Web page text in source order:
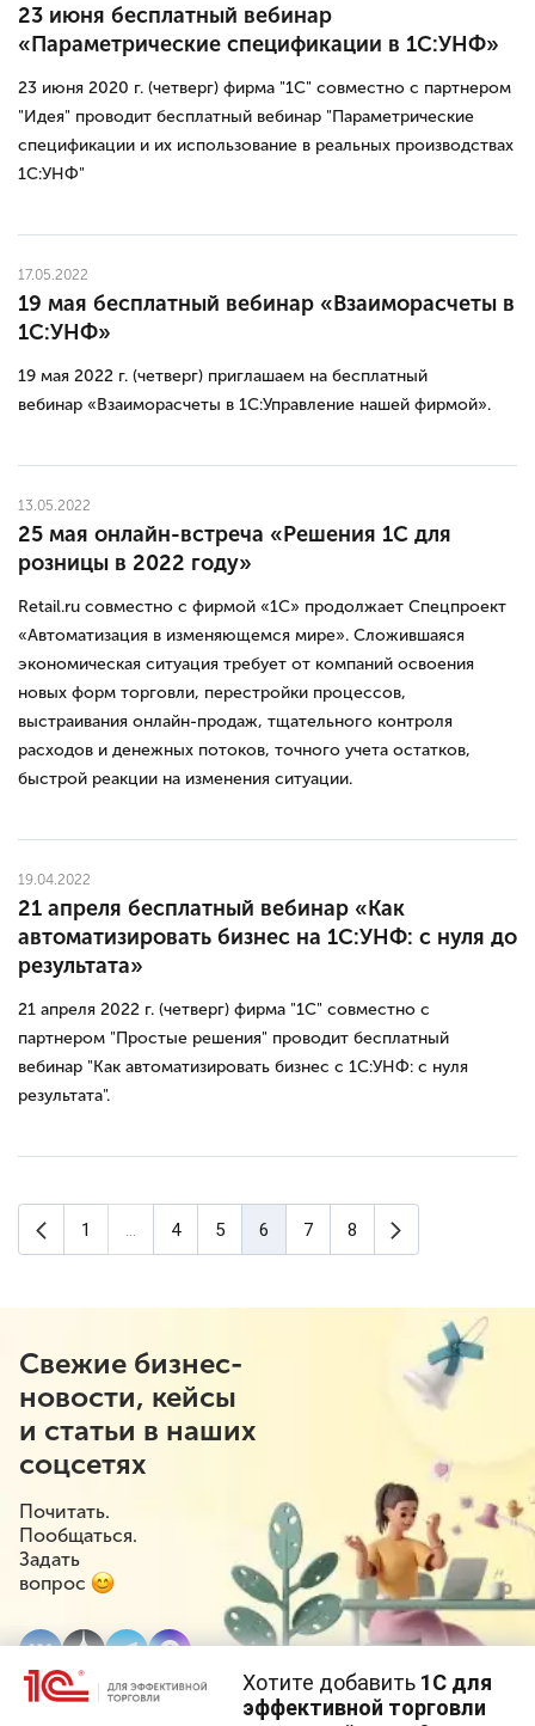
23 июня бесплатный вебинар
«Параметрические спецификации в 1С:УНФ»
23 июня 2020 г. (четверг) фирма "1С" совместно с партнером
"Идея" проводит бесплатный вебинар "Параметрические
спецификации и их использование в реальных производствах
1С:УНФ"
17.05.2022
19 мая бесплатный вебинар «Взаиморасчеты в
1С:УНФ»
19 мая 2022 г. (четверг) приглашаем на бесплатный
вебинар «Взаиморасчеты в 1С:Управление нашей фирмой».
13.05.2022
25 мая онлайн-встреча «Решения 1С для
розницы в 2022 году»
Retail.ru совместно с фирмой «1С» продолжает Спецпроект
«Автоматизация в изменяющемся мире». Сложившаяся
экономическая ситуация требует от компаний освоения
новых форм торговли, перестройки процессов,
выстраивания онлайн-продаж, тщательного контроля
расходов и денежных потоков, точного учета остатков,
быстрой реакции на изменения ситуации.
19.04.2022
21 апреля бесплатный вебинар «Как
автоматизировать бизнес на 1С:УНФ: с нуля до
результата»
21 апреля 2022 г. (четверг) фирма "1С" совместно с
партнером "Простые решения" проводит бесплатный
вебинар "Как автоматизировать бизнес с 1С:УНФ: с нуля
результата".
Предыдущая страница
1 4 5 6 7 8
Свежие бизнес-
новости, кейсы
и статьи в наших
соцсетях
Почитать.
Пообщаться.
Задать
вопрос
Хотите добавить 1С для
эффективной торговли